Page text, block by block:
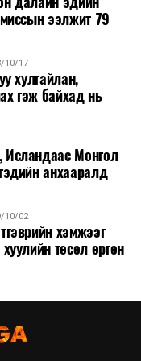
ээлжит 79
10/17
хулгайлан,
гэж байхад нь
Монгол
анхааралд
10/02
хэмжээг
төсөл өргөн